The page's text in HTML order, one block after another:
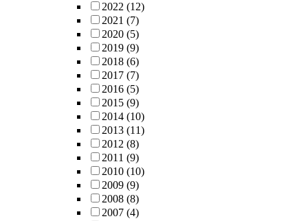
2022 (12)
2021 (7)
2020 (5)
2019 (9)
2018 (6)
2017 (7)
2016 (5)
2015 (9)
2014 (10)
2013 (11)
2012 (8)
2011 (9)
2010 (10)
2009 (9)
2008 (8)
2007 (4)